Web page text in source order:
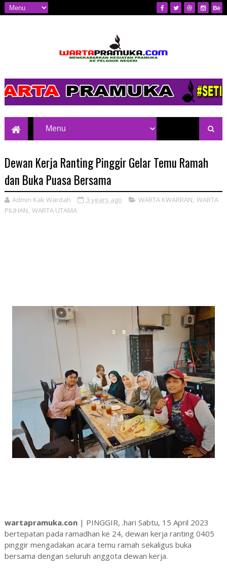
Pelosok Negeri
Dewan Kerja Ranting Pinggir Gelar Temu Ramah
dan Buka Puasa Bersama
Admin Kak Wardah 3 years ago WARTA KWARRAN, WARTA
PILIHAN, WARTA UTAMA
wartapramuka.con| PINGGIR, .hari Sabtu, 15 April 2023
bertepatan pada ramadhan ke 24, dewan kerja ranting 0405
pinggir mengadakan acara temu ramah sekaligus buka
bersama dengan seluruh anggota dewan kerja.